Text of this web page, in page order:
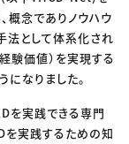
概念でありノウハウ
法として体系化され
験価値）を実現する
なりました。
を実践できる専門
を実践するための知